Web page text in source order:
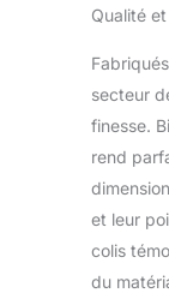
Qualité
secteur
finesse.
rend
et leur
colis
du